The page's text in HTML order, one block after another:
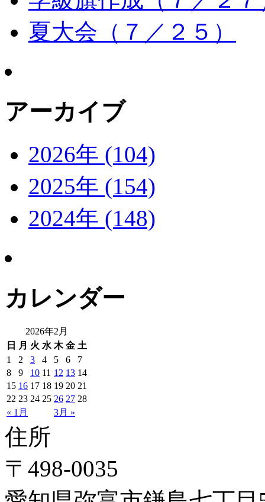
夏大会（７／２５）
アーカイブ
2026年 (104)
2025年 (154)
2024年 (148)
カレンダー
2026年2月
日
月 火 水 木 金 土
« 1月 3月 »
1 2 3 4 5 6
7
8
9 10 11 12 13 14
15 16 17 18 19 20 21
22 23 24 25 26 27 28
住所
〒498-0035